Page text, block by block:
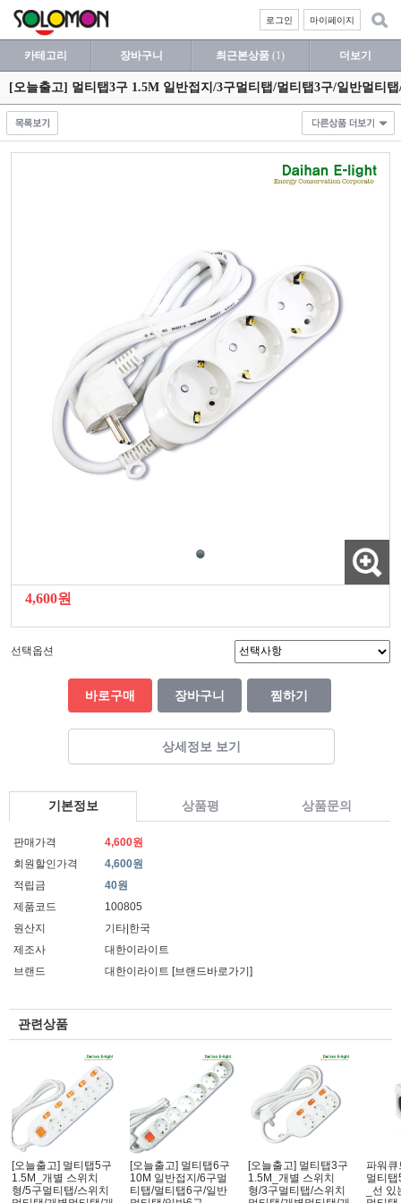
마이페이지
로그인
카테고리 장바구니 최근본상품 (1) 더보기
[오늘출고] 멀티탭3구 1.5M 일반접지/3구멀티탭/멀티탭3구/일반멀티
4,600원
선택옵션
바로구매 장바구니 찜하기
상세정보 보기
기본정보 상품평 상품문의
판매가격
4,600원
회원할인가격
4,600원
적립금
40원
제품코드
100805
원산지
기타|한국
제조사
대한이라이트
브랜드
대한이라이트 [브랜드바로가기]
관련상품
[오늘출고] 멀티탭5구
1.5M_개별 스위치
형/5구멀티탭/스위치
[오늘출고] 멀티탭6구
10M 일반접지/6구멀
티탭/멀티탭6구/일반
[오늘출고] 멀티탭3구
1.5M_개별 스위치
형/3구멀티탭/스위치
파워큐
멀티
_선